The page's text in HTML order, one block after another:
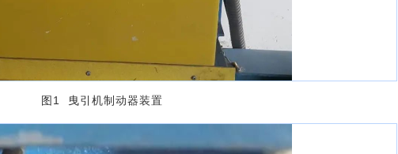
图1 曳引机制动器装置